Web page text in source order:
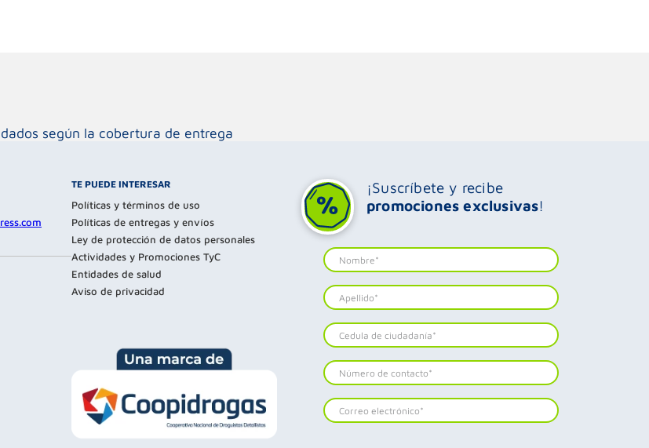
según la cobertura de entrega
TE PUEDE INTERESAR
Políticas y términos de uso
Políticas de entregas y envíos
Ley de protección de datos personales
Actividades y Promociones TyC
Entidades de salud
Aviso de privacidad
¡Suscríbete y recibe
promociones exclusivas!